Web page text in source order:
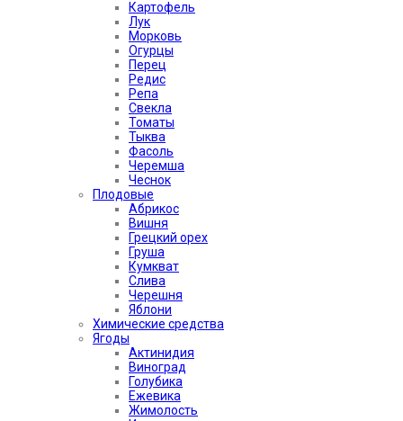
Картофель
Лук
Морковь
Огурцы
Перец
Редис
Репа
Свекла
Томаты
Тыква
Фасоль
Черемша
Чеснок
Плодовые
Абрикос
Вишня
Грецкий орех
Груша
Кумкват
Слива
Черешня
Яблони
Химические средства
Ягоды
Актинидия
Виноград
Голубика
Ежевика
Жимолость